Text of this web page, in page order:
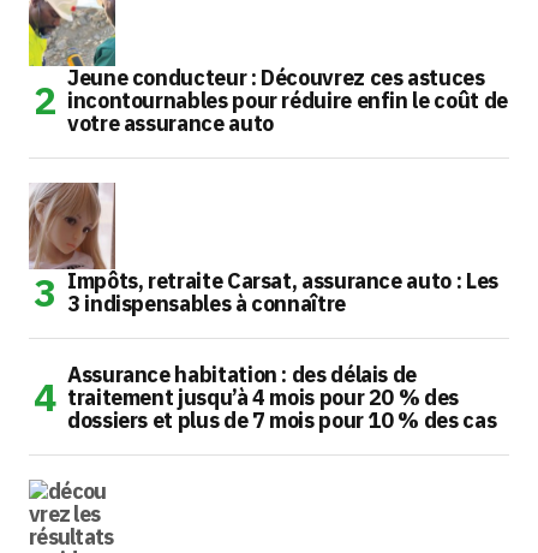
Jeune conducteur : Découvrez ces astuces
incontournables pour réduire enfin le coût de
votre assurance auto
Impôts, retraite Carsat, assurance auto : Les
3 indispensables à connaître
Assurance habitation : des délais de
traitement jusqu’à 4 mois pour 20 % des
dossiers et plus de 7 mois pour 10 % des cas